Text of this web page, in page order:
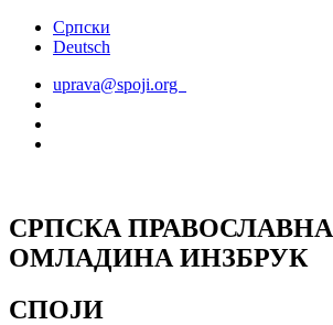
СкочитеСрпски
Deutsch
uprava@spoji.org
СРПСКА ПРАВОСЛАВНА
ОМЛАДИНА ИНЗБРУК
СПОЈИ